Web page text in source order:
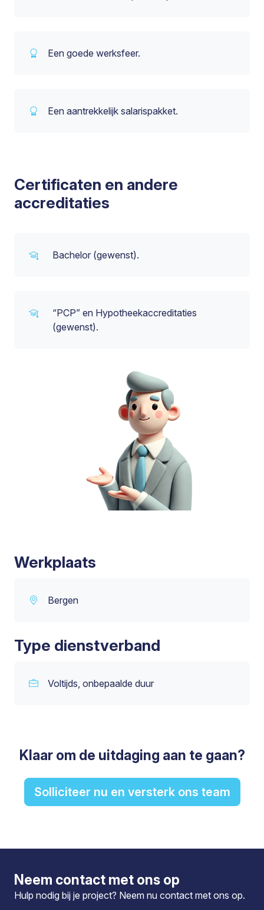
Een goede werksfeer.
Een aantrekkelijk salarispakket.
Certificaten en andere
accreditaties
Bachelor (gewenst).
“PCP” en Hypotheekaccreditaties
(gewenst).
Werkplaats
Bergen
Type dienstverband
Voltijds, onbepaalde duur
Klaar om de uitdaging aan te gaan?
Solliciteer nu en versterk ons team
Neem contact met ons op
Hulp nodig bij je project? Neem nu contact met ons op.